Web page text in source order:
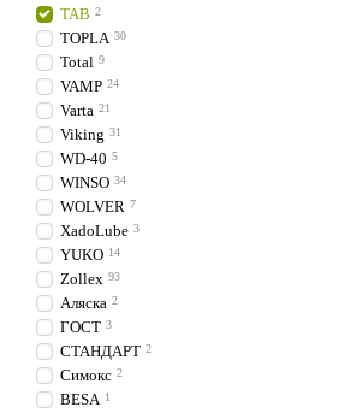
TAB 2
TOPLA 30
Total 9
VAMP 24
Varta 21
Viking 31
WD-40 5
WINSO 34
WOLVER 7
XadoLube 3
YUKO 14
Zollex 93
Аляска 2
ГОСТ 3
СТАНДАРТ 2
Симокс 2
BESA 1